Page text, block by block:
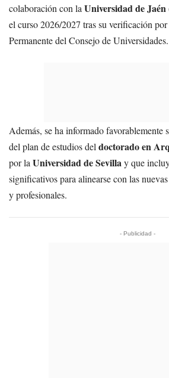
colaboración con la Universidad de
el curso 2026/2027 tras su verificación
Permanente del Consejo de Universidades.
Además, se ha informado favorablemente
del plan de estudios del doctorado en
por la Universidad de Sevillay que
significativos para alinearse con las
y profesionales.
- Publicidad -